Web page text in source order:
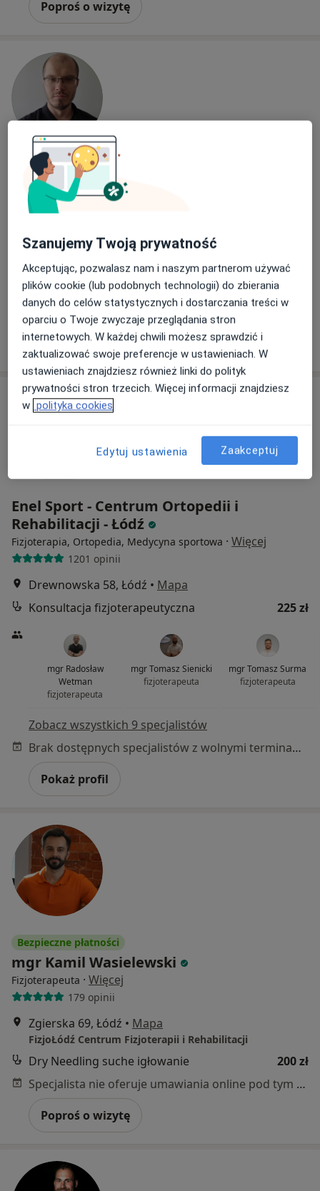
Poproś o wizytę
Bezpieczne płatności
mgr Maciej Pęczkowski
Fizjoterapeuta
Maciej Pęczkowski
Konsultacja fizjoterapeutyczna
200 zł
Poproś o wizytę
Enel Sport - Centrum Ortopedii i
Rehabilitacji - Łódź
Fizjoterapia, Ortopedia, Medycyna sportowa · Więcej
1201 opinii
Drewnowska 58, Łódź • Mapa
Konsultacja fizjoterapeutyczna
225 zł
mgr Radosław
Wetman
fizjoterapeuta
mgr Tomasz Sienicki
fizjoterapeuta
mgr Tomasz Surma
fizjoterapeuta
Zobacz wszystkich 9 specjalistów
Brak dostępnych specjalistów z wolnymi terminami w tym centrum medycznym.
Pokaż profil
Bezpieczne płatności
mgr Kamil Wasielewski
Fizjoterapeuta · Więcej
179 opinii
Zgierska 69, Łódź • Mapa
FizjoŁódź Centrum Fizjoterapii i Rehabilitacji
Dry Needling suche igłowanie
200 zł
Specjalista nie oferuje umawiania online pod tym adresem.
Poproś o wizytę
Szanujemy Twoją prywatność
Akceptując, pozwalasz nam i naszym partnerom używać
plików cookie (lub podobnych technologii) do zbierania
danych do celów statystycznych i dostarczania treści w
oparciu o Twoje zwyczaje przeglądania stron
internetowych. W każdej chwili możesz sprawdzić i
zaktualizować swoje preferencje w ustawieniach. W
ustawieniach znajdziesz również linki do polityk
prywatności stron trzecich. Więcej informacji znajdziesz
w polityka cookies
Edytuj ustawienia Zaakceptuj